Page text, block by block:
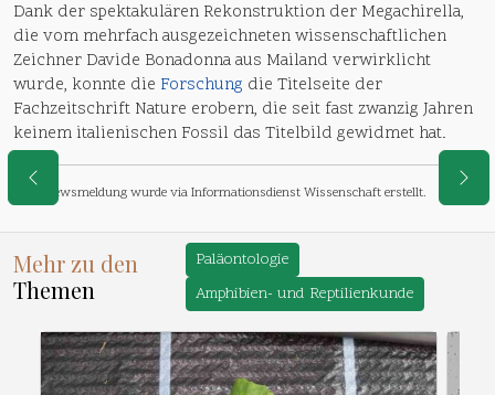
Dank der spektakulären Rekonstruktion der Megachirella,
die vom mehrfach ausgezeichneten wissenschaftlichen
Zeichner Davide Bonadonna aus Mailand verwirklicht
wurde, konnte die Forschung die Titelseite der
Fachzeitschrift Nature erobern, die seit fast zwanzig Jahren
keinem italienischen Fossil das Titelbild gewidmet hat.
Diese Newsmeldung wurde via Informationsdienst Wissenschaft erstellt.
Mehr zu den
Themen
Paläontologie
Amphibien- und Reptilienkunde